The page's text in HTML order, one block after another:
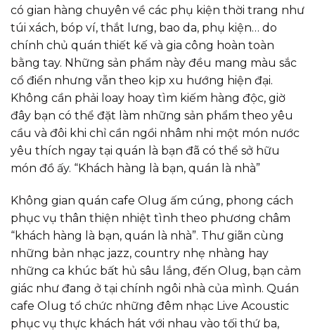
có gian hàng chuyên về các phụ kiện thời trang như
túi xách, bóp ví, thắt lưng, bao da, phụ kiện… do
chính chủ quán thiết kế và gia công hoàn toàn
bằng tay. Những sản phẩm này đều mang màu sắc
cổ điển nhưng vẫn theo kịp xu hướng hiện đại.
Không cần phải loay hoay tìm kiếm hàng độc, giờ
đây bạn có thể đặt làm những sản phẩm theo yêu
cầu và đôi khi chỉ cần ngồi nhâm nhi một món nước
yêu thích ngay tại quán là bạn đã có thể sở hữu
món đồ ấy. “Khách hàng là bạn, quán là nhà”
Không gian quán cafe Olug ấm cúng, phong cách
phục vụ thân thiện nhiệt tình theo phương châm
“khách hàng là bạn, quán là nhà”. Thư giãn cùng
những bản nhạc jazz, country nhẹ nhàng hay
những ca khúc bất hủ sâu lắng, đến Olug, bạn cảm
giác như đang ở tại chính ngôi nhà của mình. Quán
cafe Olug tổ chức những đêm nhạc Live Acoustic
phục vụ thực khách hát với nhau vào tối thứ ba,